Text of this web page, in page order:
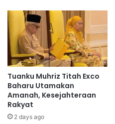
a
l
k
e
s
i
h
a
t
a
n
Tuanku Muhriz Titah Exco
Baharu Utamakan
Amanah, Kesejahteraan
Rakyat
2 days ago